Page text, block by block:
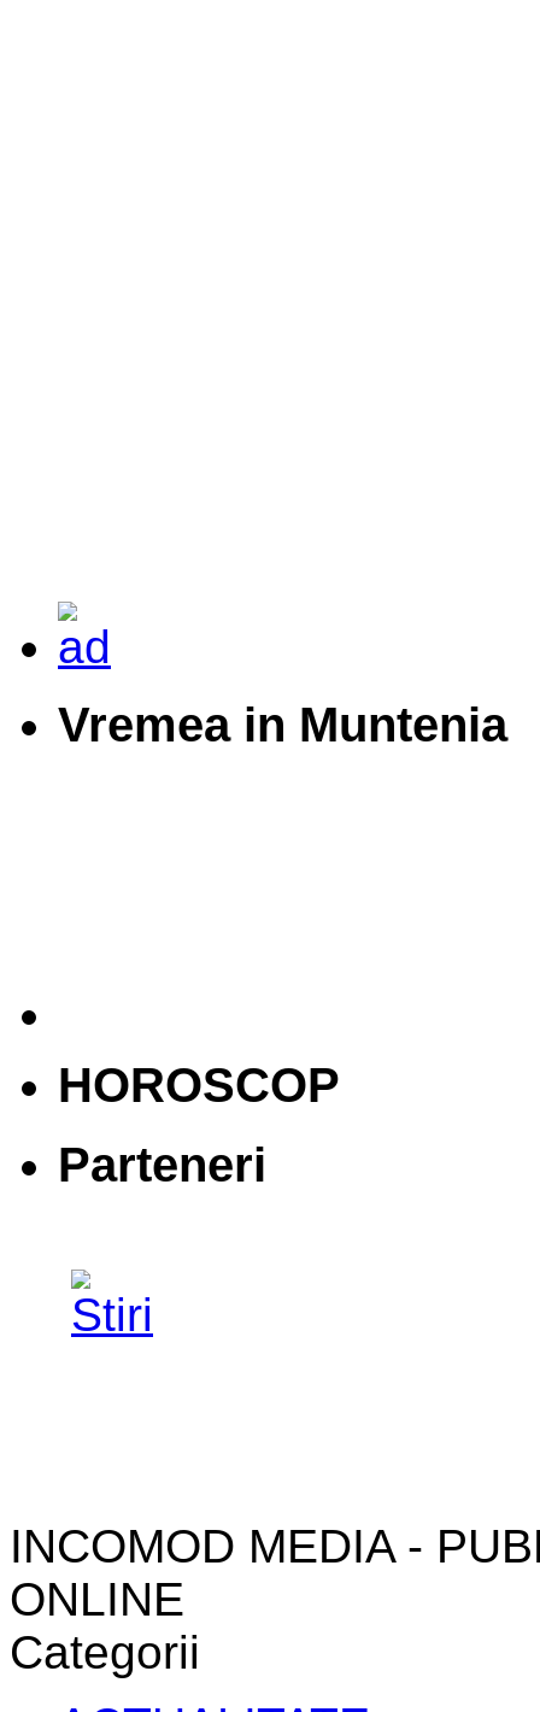
Vremea in Muntenia
HOROSCOP
Parteneri
INCOMOD MEDIA -
ONLINE
Categorii